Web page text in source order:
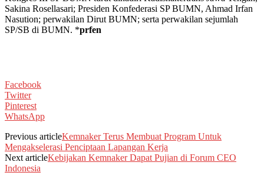
Sakina Rosellasari; Presiden Konfederasi SP BUMN, Ahmad Irfan
Nasution; perwakilan Dirut BUMN; serta perwakilan sejumlah
SP/SB di BUMN. *prfen
Facebook
Twitter
Pinterest
WhatsApp
Previous articleKemnaker Terus Membuat Program Untuk
Mengakselerasi Penciptaan Lapangan Kerja
Next articleKebijakan Kemnaker Dapat Pujian di Forum CEO
Indonesia